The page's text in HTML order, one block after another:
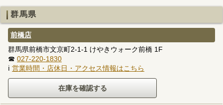
群馬県
前橋店
群馬県前橋市文京町2-1-1 けやきウォーク前橋 1F
☎ 027-220-1830
ℹ 営業時間・店休日・アクセス情報はこちら